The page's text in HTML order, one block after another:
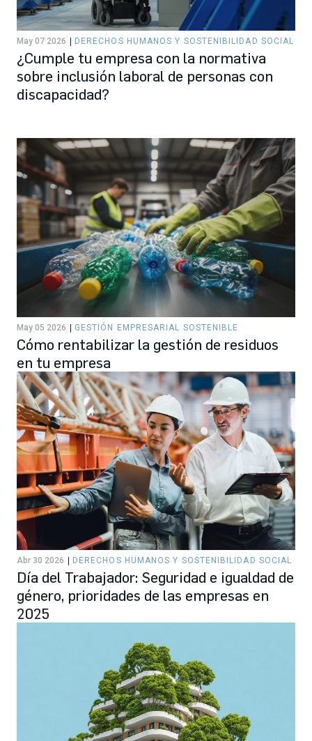
May 07 2026 DERECHOS HUMANOS Y SOSTENIBILIDAD SOCIAL
¿Cumple tu empresa con la normativa
sobre inclusión laboral de personas con
discapacidad?
May 05 2026 GESTIÓN EMPRESARIAL SOSTENIBLE
Cómo rentabilizar la gestión de residuos
en tu empresa
Abr 30 2026 DERECHOS HUMANOS Y SOSTENIBILIDAD SOCIAL
Día del Trabajador: Seguridad e igualdad de
género, prioridades de las empresas en
2025